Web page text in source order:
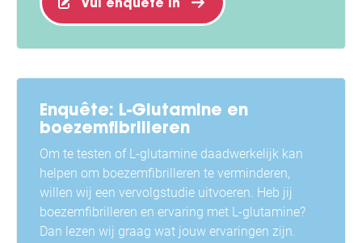
Enquête: L-Glutamine en
boezemfibrilleren
Om te testen of L-glutamine daadwerkelijk kan
helpen om boezemfibrilleren te verminderen,
willen wij een vervolgstudie uitvoeren. Heb jij
boezemfibrilleren en ervaring met L-glutamine?
Dan lezen wij graag wat jouw ervaringen zijn.